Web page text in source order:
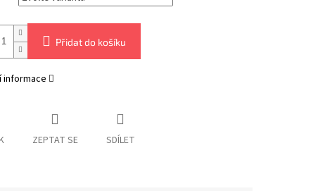
Přidat do košíku
informace
ZEPTAT SE SDÍLET